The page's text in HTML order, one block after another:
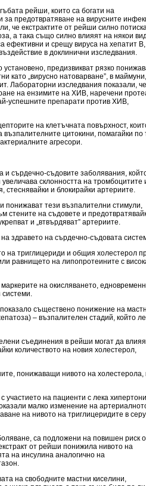
рейши, които са богати на
за предотвратяване на вирусните
че екстрактите от рейши силно
а така също силно влияят на някои
ефективни и срещу вируса на хепатит В,
в доклинични изследвания.
предизвикват рязко
като „вирусно натоварване”, в маймуни,
Лабораторни изследвания показали, че
на ензимите на ХИВ, наречени
успешните препарати против ХИВ,
на клетъчната повърхност,
цитокини, помагайки по
агресори.
и сърдечно-съдовите ­заболявания,
склонността на тромбоцитите
стеснявайки и блокирайки артериите.
тези възпалителни стимули,
стените на съдовете и
и „втвърдяват” артериите.
здравето на сърдечно-съдовата
на триглицериди и общия холестерол
равнището на липопротеините с
на окисляването,
системи.
съществено понижение на
– възпалителен стадий, който
съединения в рейши могат да
количеството на новия холестерол,
понижаващи нивото на холестерола,
на пациенти с лека
малко изменение на
на нивото на триглицеридите в
са подложени на повишен риск
от рейши понижила нивото на
на инсулина аналогично на
на свободните мастни киселини,